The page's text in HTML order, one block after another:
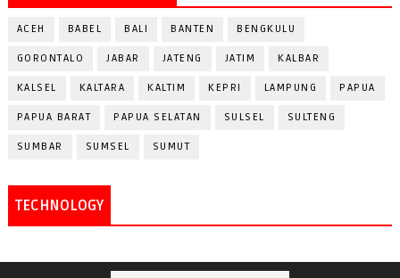
ACEH BABEL BALI BANTEN BENGKULU
GORONTALO JABAR JATENG JATIM KALBAR
KALSEL KALTARA KALTIM KEPRI LAMPUNG PAPUA
PAPUA BARAT PAPUA SELATAN SULSEL SULTENG
SUMBAR SUMSEL SUMUT
TECHNOLOGY